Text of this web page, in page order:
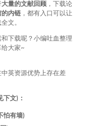
大量的文献回顾，下载论
的内链，都有入口可以让
文。
下载呢？小编吐血整理
大家~
英资源优势上存在差
文)：
怕有墙)